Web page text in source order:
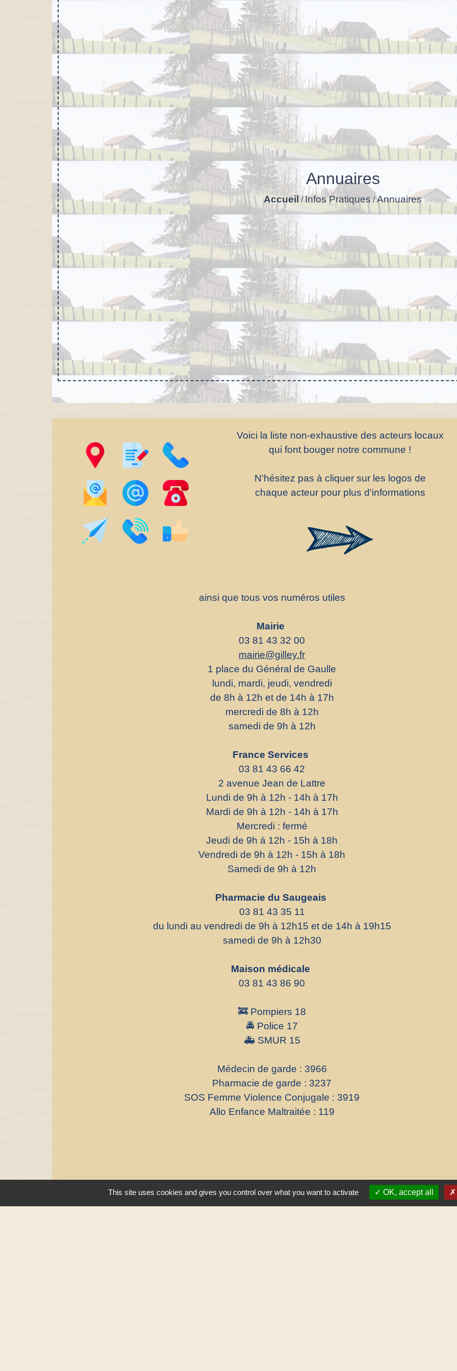
Annuaires
Accueil /Infos Pratiques/Annuaires
Voici la liste non-exhaustive des acteurs locaux
qui font bouger notre commune !
N'hésitez pas à cliquer sur les logos de
chaque acteur pour plus d'informations
ainsi que tous vos numéros utiles
Mairie
03 81 43 32 00
mairie@gilley.fr
1 place du Général de Gaulle
lundi, mardi, jeudi, vendredi
de 8h à 12h et de 14h à 17h
mercredi de 8h à 12h
samedi de 9h à 12h
France Services
03 81 43 66 42
2 avenue Jean de Lattre
Lundi de 9h à 12h - 14h à 17h
Mardi de 9h à 12h - 14h à 17h
Mercredi : fermé
Jeudi de 9h à 12h - 15h à 18h
Vendredi de 9h à 12h - 15h à 18h
Samedi de 9h à 12h
Pharmacie du Saugeais
03 81 43 35 11
du lundi au vendredi de 9h à 12h15 et de 14h à 19h15
samedi de 9h à 12h30
Maison médicale
03 81 43 86 90
🚒 Pompiers 18
🚔 Police 17
🚑 SMUR 15
Médecin de garde : 3966
Pharmacie de garde : 3237
SOS Femme Violence Conjugale : 3919
Allo Enfance Maltraitée : 119
This site uses cookies and gives you control over what you want to activate OK, accept all